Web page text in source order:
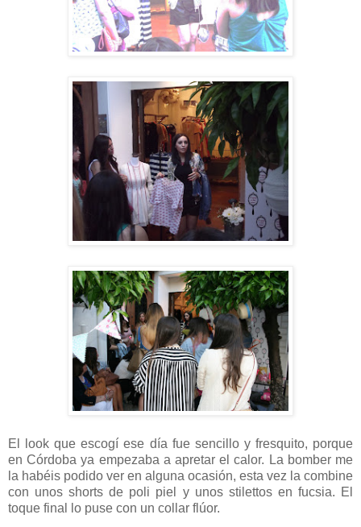
El look que escogí ese día fue sencillo y fresquito, porque
en Córdoba ya empezaba a apretar el calor. La bomber me
la habéis podido ver en alguna ocasión, esta vez la combine
con unos shorts de poli piel y unos stilettos en fucsia. El
toque final lo puse con un collar flúor.